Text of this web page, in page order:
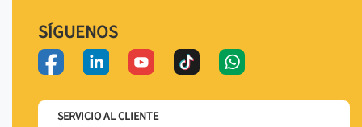
SÍGUENOS
SERVICIO AL CLIENTE